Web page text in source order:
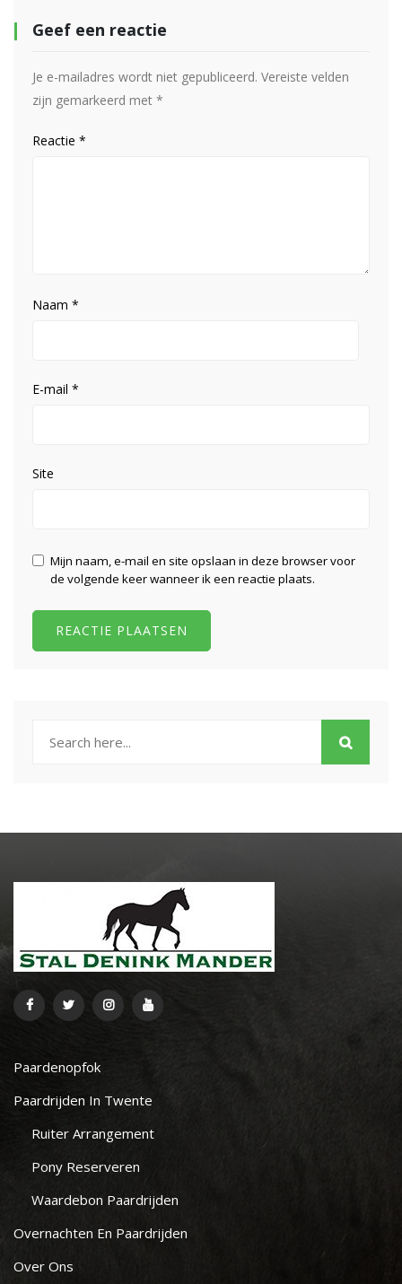
Geef een reactie
Je e-mailadres wordt niet gepubliceerd. Vereiste velden
zijn gemarkeerd met *
Reactie *
Naam *
E-mail *
Site
Mijn naam, e-mail en site opslaan in deze browser voor
de volgende keer wanneer ik een reactie plaats.
Paardenopfok
Paardrijden In Twente
Ruiter Arrangement
Pony Reserveren
Waardebon Paardrijden
Overnachten En Paardrijden
Over Ons